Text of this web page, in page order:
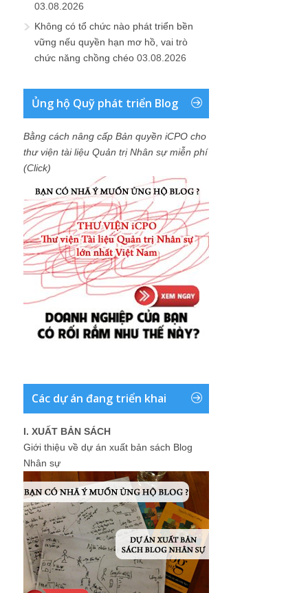
03.08.2026
Không có tổ chức nào phát triển bền
vững nếu quyền hạn mơ hồ, vai trò
chức năng chồng chéo 03.08.2026
Ủng hộ Quỹ phát triển Blog
Bằng cách nâng cấp Bản quyền iCPO cho
thư viện tài liệu Quản trị Nhân sự miễn phí
(Click)
Các dự án đang triển khai
I. XUẤT BẢN SÁCH
Giới thiệu về dự án xuất bản sách Blog
Nhân sự